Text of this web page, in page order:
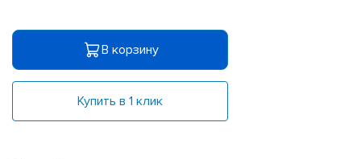
В корзину
Купить в 1 клик